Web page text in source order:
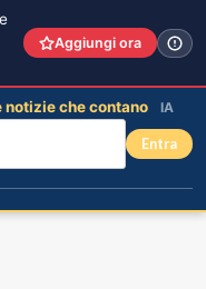
Aggiungi ora
che contano IA
Entra